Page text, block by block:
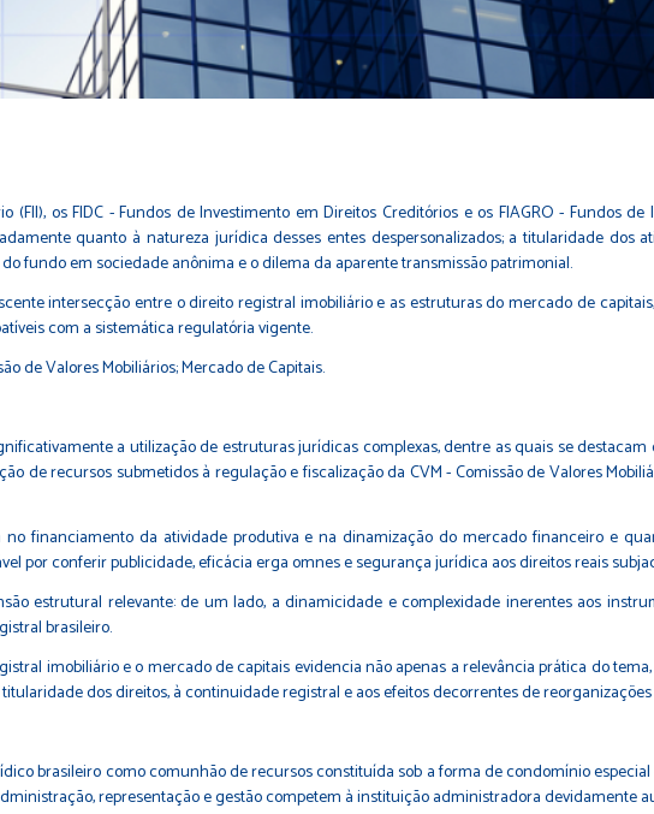
os FIDC - Fundos de Investimento em Direitos Creditórios e os FIAGRO - Fundos
quanto à natureza jurídica desses entes despersonalizados; a titularidade dos
fundo em sociedade anônima e o dilema da aparente transmissão patrimonial.
intersecção entre o direito registral imobiliário e as estruturas do mercado de
com a sistemática regulatória vigente.
de Valores Mobiliários; Mercado de Capitais.
a utilização de estruturas jurídicas complexas, dentre as quais se
de recursos submetidos à regulação e fiscalização da CVM - Comissão de Valores
financiamento da atividade produtiva e na dinamização do mercado financeiro e
por conferir publicidade, eficácia erga omnes e segurança jurídica aos direitos reais
estrutural relevante: de um lado, a dinamicidade e complexidade inerentes aos
brasileiro.
imobiliário e o mercado de capitais evidencia não apenas a relevância prática do
dos direitos, à continuidade registral e aos efeitos decorrentes de
brasileiro como comunhão de recursos constituída sob a forma de condomínio
representação e gestão competem à instituição administradora devidamente